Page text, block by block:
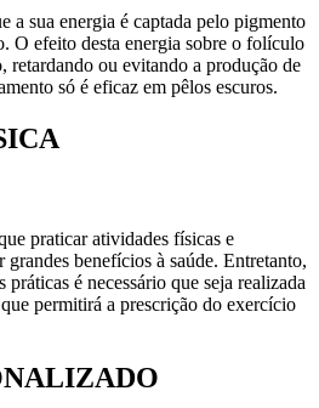
a sua energia é captada pelo pigmento
O efeito desta energia sobre o folículo
retardando ou evitando a produção de
só é eficaz em pêlos escuros.
praticar atividades físicas e
benefícios à saúde. Entretanto,
é necessário que seja realizada
permitirá a prescrição do exercício